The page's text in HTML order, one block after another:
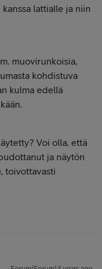
lattialle ja niin
muovirunkoisia,
kohdistuva
kulma edellä
Voi olla, että
ja näytön
toivottavasti